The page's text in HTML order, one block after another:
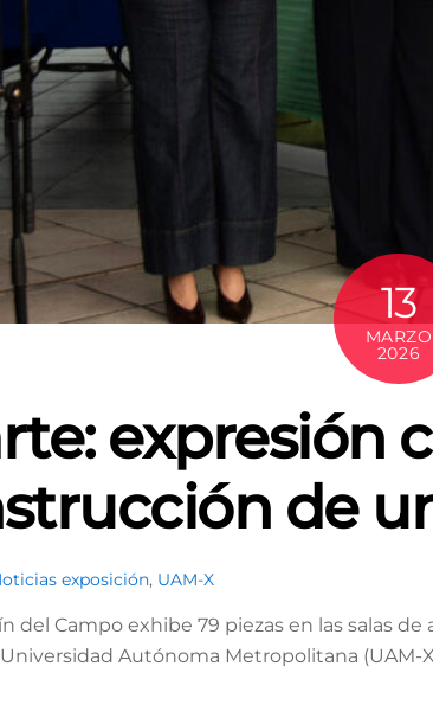
13
MARZO
2026
expresión
de
exposición, UAM-X
del Campo exhibe 79 piezas en las salas
Autónoma Metropolitana (UAM-